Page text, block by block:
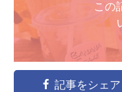
この
記事をシェア